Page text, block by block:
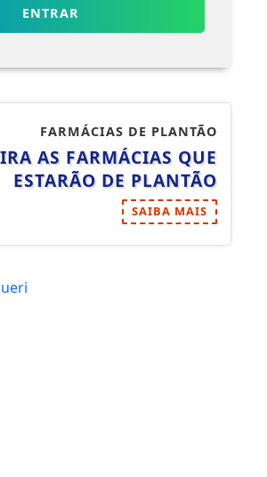
ENTRAR
FARMÁCIAS DE PLANTÃO
AS FARMÁCIAS QUE
ESTARÃO DE PLANTÃO
SAIBA MAIS